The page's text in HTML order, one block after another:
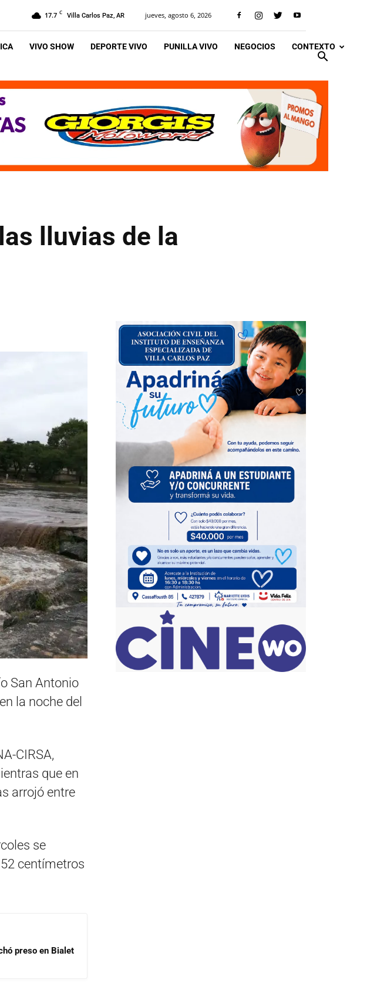
17.7 C Villa Carlos Paz, AR jueves, agosto 6, 2026
VIVO SHOW DEPORTE VIVO PUNILLA VIVO NEGOCIOS CONTEXTO
lluvias de la
San Antonio
la noche del
CIRSA,
que en
arrojó entre
se
centímetros
preso en Bialet